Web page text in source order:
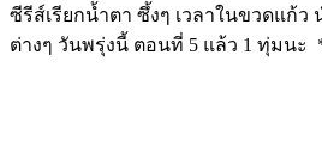
ซีรีส์เรียกน้ำตา ซึ้งๆ เวลาในขวดแก้
ต่างๆ วันพรุ่งนี้ ตอนที่ 5 แล้ว 1 ทุ่มนะ